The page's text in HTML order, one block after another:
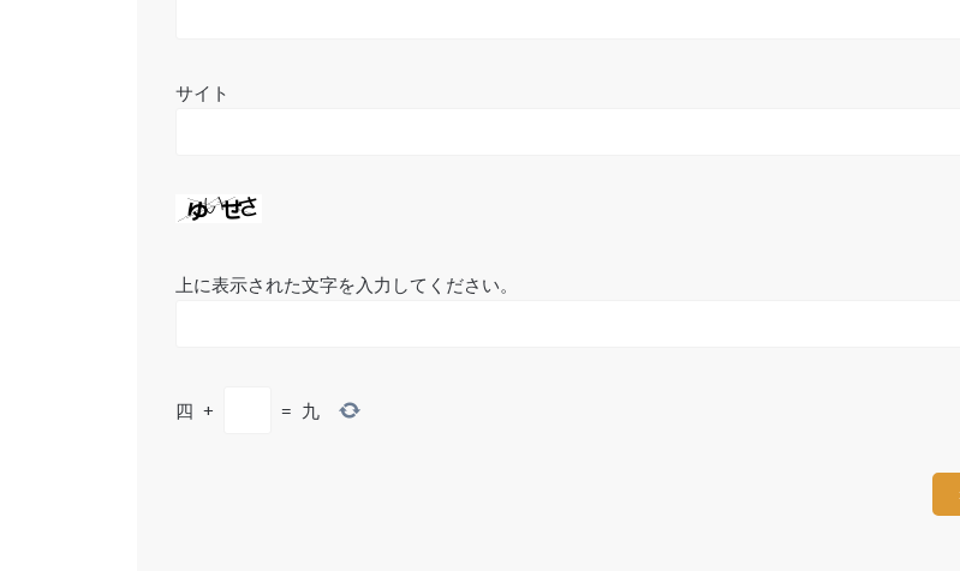
サイト
上に表示された文字を入力してください。
四 + = 九